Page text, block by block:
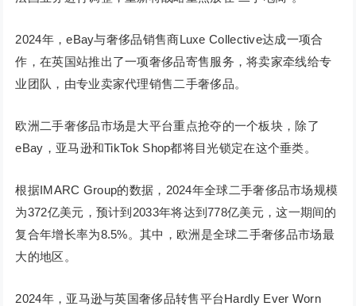
2024年，eBay与奢侈品销售商Luxe Collective达成一项合
作，在英国站推出了一项奢侈品寄售服务，将卖家牵线给专
业团队，由专业卖家代理销售二手奢侈品。
欧洲二手奢侈品市场是大平台重点抢夺的一个板块，除了
eBay，亚马逊和TikTok Shop都将目光锁定在这个垂类。
根据IMARC Group的数据，2024年全球二手奢侈品市场规模
为372亿美元，预计到2033年将达到778亿美元，这一期间的
复合年增长率为8.5%。其中，欧洲是全球二手奢侈品市场最
大的地区。
2024年，亚马逊与英国奢侈品转售平台Hardly Ever Worn